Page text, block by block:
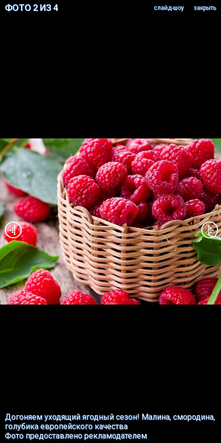
ФОТО 2 ИЗ 4 закрыть
cлайд-шоу
Догоняем уходящий ягодный сезон! Малина, смородина,
голубика европейского качества
Фото предоставлено рекламодателем